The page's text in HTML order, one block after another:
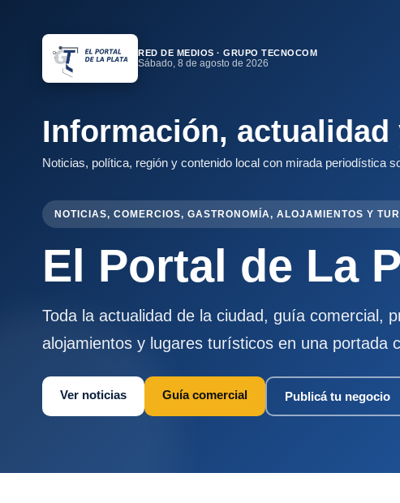
RED DE MEDIOS · GRUPO TECNOCOM
Sábado, 8 de agosto de 2026
Información, actualidad
Noticias, política, región y contenido local con mirada periodística
NOTICIAS, COMERCIOS, GASTRONOMÍA, ALOJAMIENTOS Y
El Portal de La
Toda la actualidad de la ciudad, guía comercial,
alojamientos y lugares turísticos en una portada
Ver noticias Guía comercial Publicá tu negocio